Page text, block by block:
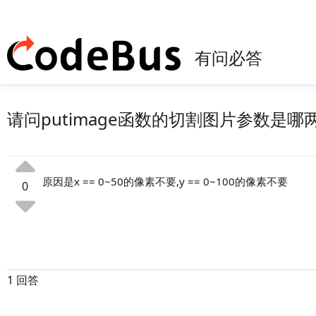
有问必答
请问putimage函数的切割图片参数是哪
0 原因是x == 0~50的像素不要,y == 0~100的像素不要
1 回答